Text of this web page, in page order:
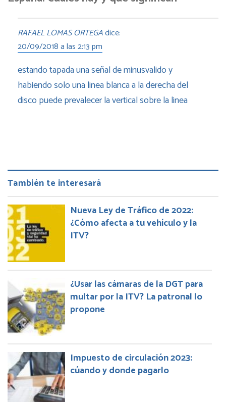
RAFAEL LOMAS ORTEGAdice:
20/09/2018 a las 2:13 pm
estando tapada una señal de minusvalido y
habiendo solo una linea blanca a la derecha del
disco puede prevalecer la vertical sobre la linea
También te interesará
Nueva Ley de Tráfico de 2022:
¿Cómo afecta a tu vehículo y la
ITV?
¿Usar las cámaras de la DGT para
multar por la ITV? La patronal lo
propone
Impuesto de circulación 2023:
cúando y donde pagarlo